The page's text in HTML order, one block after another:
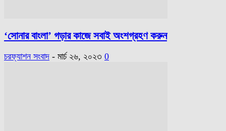
‘সোনার বাংলা’ গড়ার কাজে সবাই অংশগ্রহণ করুন
চরফ্যাশন সংবাদ - মার্চ ২৬, ২০২৩ 0